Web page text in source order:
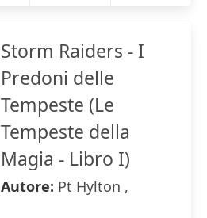
Storm Raiders - I
Predoni delle
Tempeste (Le
Tempeste della
Magia - Libro I)
Autore: Pt Hylton ,